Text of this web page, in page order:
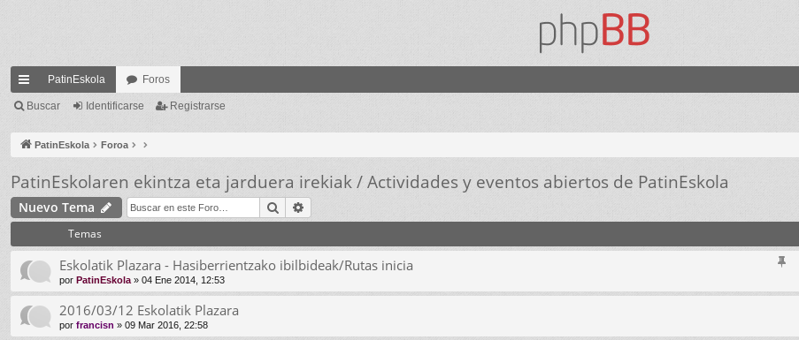
nl
ac
es
rá
pi
s
PatinEskola Foros
Buscar Identificarse Registrarse
PatinEskola Foroa
PatinEskolaren ekintza eta jarduera irekiak / Actividades y eventos abiertos de PatinEskola
Nuevo Tema Buscar
Temas
Eskolatik Plazara - Hasiberrientzako ibilbideak/Rutas inicia
por PatinEskola » 04 Ene 2014, 12:53
2016/03/12 Eskolatik Plazara
por francisn » 09 Mar 2016, 22:58